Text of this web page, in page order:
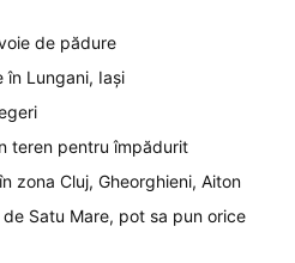
de pădure
în Lungani, Iași
teren pentru împădurit
zona Cluj, Gheorghieni, Aiton
Satu Mare, pot sa pun orice